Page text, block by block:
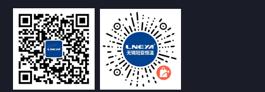
Chamber试验箱
FREEZER低温箱
VOCs冷凝回收装置